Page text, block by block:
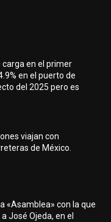
carga en el primer
en el puerto de
del 2025 pero es
viajan con
de México.
«Asamblea» con la que
José Ojeda, en el